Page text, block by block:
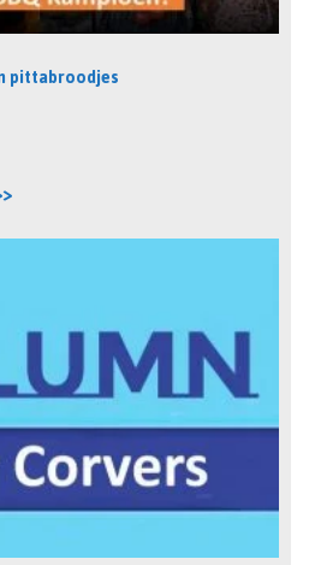
pittabroodjes